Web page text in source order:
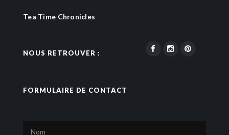
Tea Time Chronicles
NOUS RETROUVER :
FORMULAIRE DE CONTACT